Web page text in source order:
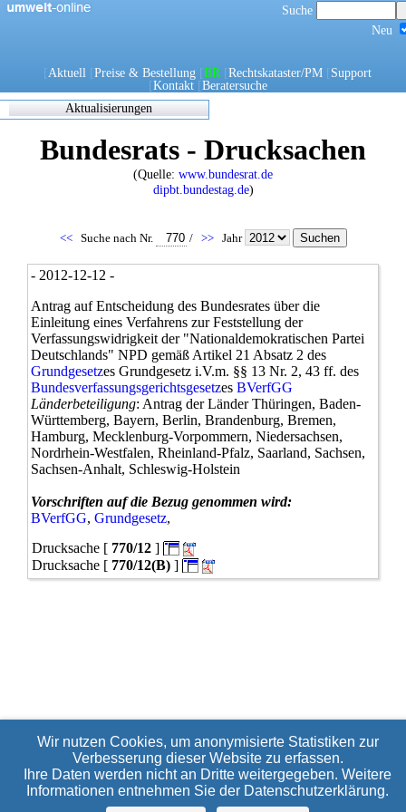
Aktuell [Preise & Bestellung [BR [Rechtskataster/PM
Support
[Kontakt[Beratersuche
Suche
Neu
Bundesrats - Drucksachen
(Quelle: www.bundesrat.de
dipbt.bundestag.de)
<< Suche nach Nr. / >> Jahr
Aktualisierungen
Zuletzt
eingearbeitete/korrigierte
Dokumente
17.05.2021 06:45
0303/1/21
0308/1/21
0311/1/21
0312/1/21
0317/1/21
0338/1/21
0344/1/21
0349/1/21
0349/21
zu0349/21
0350/21
zu0350/21
0351/21
0352/21
0353/21
0354/21
0355/21
0356/21
zu0364/21
0366/21
0367/21
- 2012-12-12 -
Antrag auf Entscheidung des Bundesrates über die
Einleitung eines Verfahrens zur Feststellung der
Verfassungswidrigkeit der "Nationaldemokratischen Partei
Deutschlands" NPD gemäß Artikel 21 Absatz 2 des
Grundgesetzes Grundgesetz i.V.m. §§ 13 Nr. 2, 43 ff. des
Bundesverfassungsgerichtsgesetzes BVerfGG
Länderbeteiligung: Antrag der Länder Thüringen, Baden-
Württemberg, Bayern, Berlin, Brandenburg, Bremen,
Hamburg, Mecklenburg-Vorpommern, Niedersachsen,
Nordrhein-Westfalen, Rheinland-Pfalz, Saarland, Sachsen,
Sachsen-Anhalt, Schleswig-Holstein
Vorschriften auf die Bezug genommen wird:
BVerfGG, Grundgesetz,
Drucksache [ 770/12]
Drucksache [ 770/12(B)]
Wir nutzen Cookies, um anonymisierte Statistiken zur
Verbesserung dieser Website zu erfassen.
Ihre Daten werden nicht an Dritte weitergegeben. Weitere
Informationen entnehmen Sie der Datenschutzerklärung.